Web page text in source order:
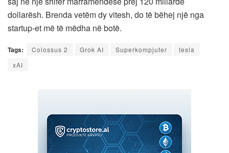
dollarësh. Brenda vetëm dy vitesh, do të bëhej një nga
startup-et më të mëdha në botë.
Tags: Colossus 2 Grok AI Superkompjuter
tesla
xAI